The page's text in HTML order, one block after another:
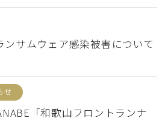
ンサムウェア感染被害について
せ
「和歌山フロントランナ